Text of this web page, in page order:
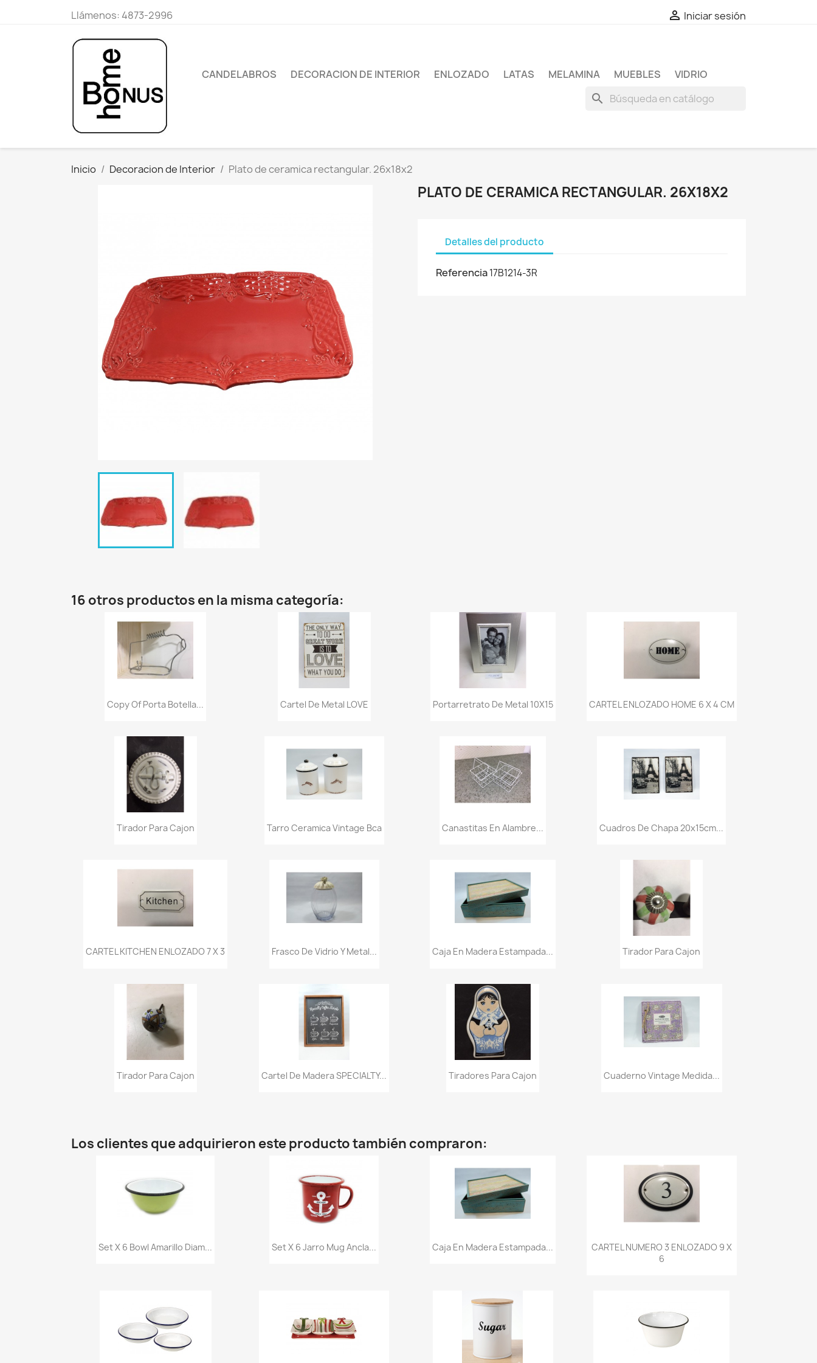
Llámenos: 4873-2996  Iniciar sesión
CANDELABROS DECORACION DE INTERIOR ENLOZADO LATAS MELAMINA MUEBLES VIDRIO
search
Inicio Decoracion de Interior Plato de ceramica rectangular. 26x18x2
PLATO DE CERAMICA RECTANGULAR. 26X18X2
Detalles del producto
Referencia17B1214-3R
16 otros productos en la misma categoría:
Vista rápida
Copy Of Porta Botella... Vista rápida
Cartel De Metal LOVE Vista rápida
Portarretrato De Metal 10X15 Vista rápida
CARTEL ENLOZADO HOME 6 X 4 CM
Vista rápida
Tirador Para Cajon Vista rápida
Tarro Ceramica Vintage Bca Vista rápida
Canastitas En Alambre... Vista rápida
Cuadros De Chapa 20x15cm...
Vista rápida
CARTEL KITCHEN ENLOZADO 7 X 3 Vista rápida
Frasco De Vidrio Y Metal... Vista rápida
Caja En Madera Estampada... Vista rápida
Tirador Para Cajon
Vista rápida
Tirador Para Cajon  Vista rápida
Cartel De Madera SPECIALTY... Vista rápida
Tiradores Para Cajon Vista rápida
Cuaderno Vintage Medida...
Los clientes que adquirieron este producto también compraron:
Vista rápida
Set X 6 Bowl Amarillo Diam... Vista rápida
Set X 6 Jarro Mug Ancla... Vista rápida
Caja En Madera Estampada... Vista rápida
CARTEL NUMERO 3 ENLOZADO 9 X
6